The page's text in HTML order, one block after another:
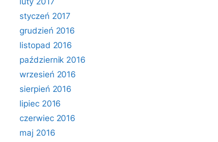
styczeń 2017
grudzień 2016
listopad 2016
październik 2016
wrzesień 2016
sierpień 2016
lipiec 2016
czerwiec 2016
maj 2016